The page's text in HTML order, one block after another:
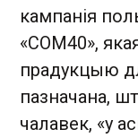
кампанія
«COM40»,
прадукцыю
пазначана,
чалавек, «у